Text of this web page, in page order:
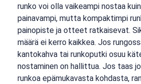
runko voi olla vaikeampi nostaa
painavampi, mutta kompaktimpi
painopiste ja otteet ratkaisevat.
määrä ei kerro kaikkea. Jos
kantokahva tai runkoputki osuu
nostaminen on hallittua. Jos taas
runkoa epämukavasta kohdasta,